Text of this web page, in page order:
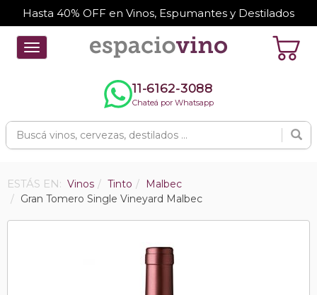
Hasta 40% OFF en Vinos, Espumantes y Destilados
Toggle
navigation
11-6162-3088
Chateá por Whatsapp
ESTÁS EN: Vinos Tinto
Malbec
Gran Tomero Single Vineyard Malbec